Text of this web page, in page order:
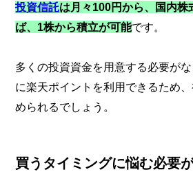
投資信託は月々100円から、国内株
ば、1株から積立が可能です。
多くの投資資金を用意する必要が
に楽天ポイントを利用できるため
められるでしょう。
買うタイミングに悩む必要